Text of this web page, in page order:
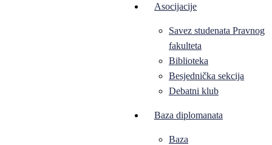
Asocijacije
Savez studenata Pravnog
fakulteta
Biblioteka
Besjednička sekcija
Debatni klub
Baza diplomanata
Baza